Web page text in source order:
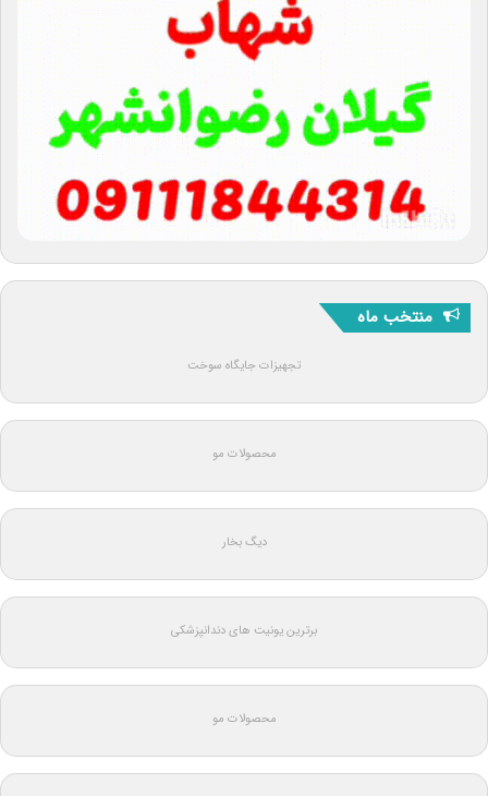
منتخب ماه
تجهیزات جایگاه سوخت
محصولات مو
دیگ بخار
برترین یونیت های دندانپزشکی
محصولات مو